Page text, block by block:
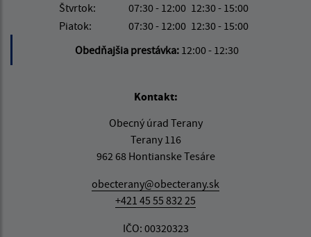
Štvrtok:
07:30 - 12:00 12:30 - 15:00
Piatok:
07:30 - 12:00 12:30 - 15:00
Obedňajšia prestávka: 12:00 - 12:30
Kontakt:
Obecný úrad Terany
Terany 116
962 68 Hontianske Tesáre
obecterany@obecterany.sk
+421 45 55 832 25
IČO: 00320323